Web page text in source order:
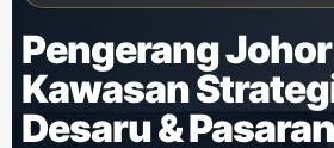
Pengerang
Kawasan
Desaru &